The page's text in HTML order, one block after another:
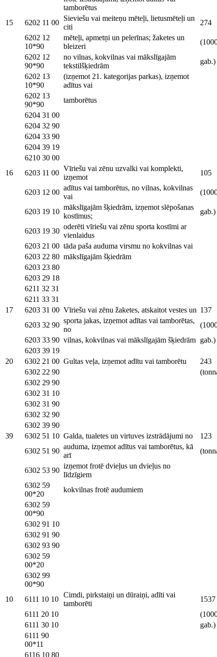
tamborētus
15
6202 11 00
Sieviešu vai meiteņu mēteļi, lietusmēteļi un
citi
274
6202 12
10*90
mēteļi, apmetņi un pelerīnas; žaketes un
bleizeri
6202 12
90*90
no vilnas, kokvilnas vai mākslīgajām
tekstilšķiedrām
gab.)
6202 13
10*90
(izņemot 21. kategorijas parkas), izņemot
adītus vai
6202 13
90*90
tamborētus
6204 31 00
6204 32 90
6204 33 90
6204 39 19
6210 30 00
16
6203 11 00
Vīriešu vai zēnu uzvalki vai komplekti,
izņemot
105
6203 12 00
adītus vai tamborētus, no vilnas, kokvilnas
vai
6203 19 10
mākslīgajām šķiedrām, izņemot slēpošanas
kostīmus;
gab.)
6203 19 30
oderēti vīriešu vai zēnu sporta kostīmi ar
vienlaidus
6203 21 00 tāda paša auduma virsmu no kokvilnas vai
6203 22 80 mākslīgajām šķiedrām
6203 23 80
6203 29 18
6211 32 31
6211 33 31
17
6203 31 00 Vīriešu vai zēnu žaketes, atskaitot vestes un 137
6203 32 90
sporta jakas, izņemot adītas vai tamborētas,
no
6203 33 90 vilnas, kokvilnas vai mākslīgajām šķiedrām gab.)
6203 39 19
20
6302 21 00 Gultas veļa, izņemot adītu vai tamborētu
243
6302 22 90
6302 29 90
6302 31 10
6302 31 90
6302 32 90
6302 39 90
39
6302 51 10 Galda, tualetes un virtuves izstrādājumi no
123
6302 51 90
auduma, izņemot adītus vai tamborētus, kā
arī
6302 53 90
izņemot frotē dvieļus un dvieļus no
līdzīgiem
6302 59
00*20
kokvilnas frotē audumiem
6302 59
00*90
6302 91 10
6302 91 90
6302 93 90
6302 59
00*20
6302 99
00*90
10
6111 10 10
Cimdi, pirkstaiņi un dūraiņi, adīti vai
tamborēti
1537
6111 20 10
6111 30 10
gab.)
6111 90
00*11
6116 10 80